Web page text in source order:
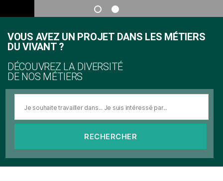
VOUS AVEZ UN PROJET DANS LES MÉTIERS
DU VIVANT ?
DÉCOUVREZ LA DIVERSITÉ
DE NOS MÉTIERS